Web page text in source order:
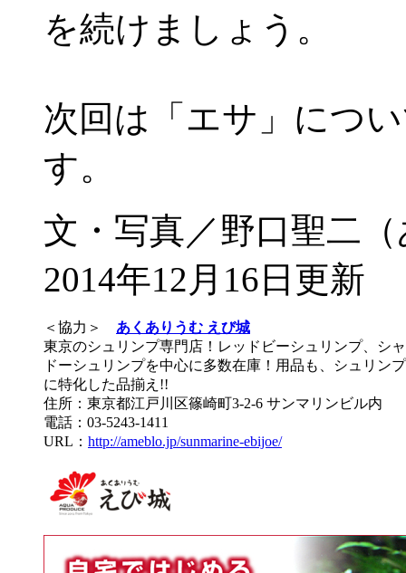
を続けましょう。
次回は「エサ」につ
す。
文・写真／野口聖二
2014年12月16日更新
＜協力＞ あくありうむ えび城
東京のシュリンプ専門店！レッドビーシュリンプ、シャ
ドーシュリンプを中心に多数在庫！用品も、シュリンプ
に特化した品揃え!!
住所：東京都江戸川区篠崎町3-2-6 サンマリンビル内
電話：03-5243-1411
URL： http://ameblo.jp/sunmarine-ebijoe/